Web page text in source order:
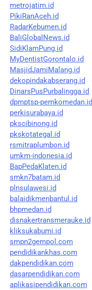
metrojatim.id
PikiRanAceh.id
RadarKebumen.id
BaliGlobalNews.id
SidiKlamPung.id
MyDentistGorontalo.id
MasjidJamiMalang.id
dekopindakabserang.id
DinarsPusPurbalingga.id
dpmptsp-pemkomedan.id
perkisurabaya.id
pkscibinong.id
pkskotategal.id
rsmitraplumbon.id
umkm-indonesia.id
BapPedaKlaten.id
smkn7batam.id
plnsulawesi.id
balaidikmenbantul.id
bhpmedan.id
disnakertransmerauke.id
kliksukabumi.id
smpn2gempol.com
pendidikankhas.com
dakpendidikan.com
dasarpendidikan.com
aplikasipendidikan.com